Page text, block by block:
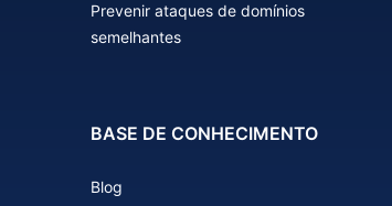
Prevenir ataques de domínios
semelhantes
BASE DE CONHECIMENTO
Blog